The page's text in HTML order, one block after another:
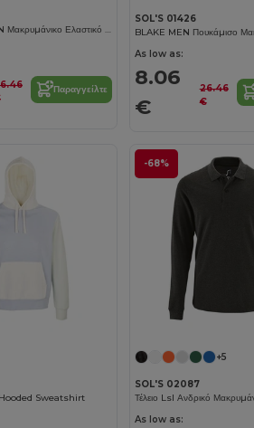
ΜΠΛΕΪΚ WOMEN Μακρυμάνικο Ελαστικό Πουκάμισο
Παραγγείλτε
SOL'S 01426
As low as:
8.06
€
26.46
€
Sweatshirt
-68%
+5
SOL'S 02087
As low as: